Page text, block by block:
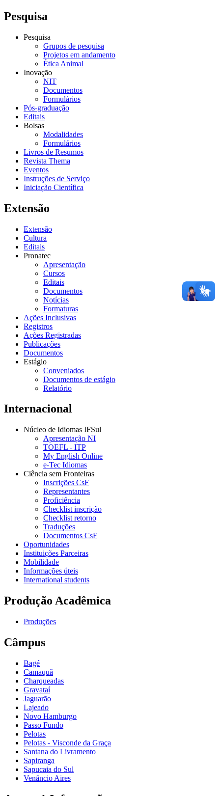
Pesquisa
Pesquisa
Grupos de pesquisa
Projetos em andamento
Ética Animal
Inovação
NIT
Documentos
Formulários
Pós-graduação
Editais
Bolsas
Modalidades
Formulários
Livros de Resumos
Revista Thema
Eventos
Instruções de Serviço
Iniciação Científica
Extensão
Extensão
Cultura
Editais
Pronatec
Apresentação
Cursos
Editais
Documentos
Notícias
Formaturas
Ações Inclusivas
Registros
Ações Registradas
Publicações
Documentos
Estágio
Conveniados
Documentos de estágio
Relatório
Internacional
Núcleo de Idiomas IFSul
Apresentação NI
TOEFL - ITP
My English Online
e-Tec Idiomas
Ciência sem Fronteiras
Inscrições CsF
Representantes
Proficiência
Checklist inscrição
Checklist retorno
Traduções
Documentos CsF
Oportunidades
Instituições Parceiras
Mobilidade
Informações úteis
International students
Produção Acadêmica
Produções
Câmpus
Bagé
Camaquã
Charqueadas
Gravataí
Jaguarão
Lajeado
Novo Hamburgo
Passo Fundo
Pelotas
Pelotas - Visconde da Graça
Santana do Livramento
Sapiranga
Sapucaia do Sul
Venâncio Aires